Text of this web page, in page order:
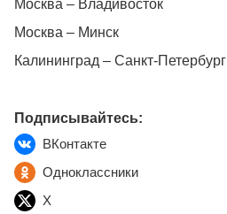
Москва – Владивосток
Москва – Минск
Калининград – Санкт-Петербург
Подписывайтесь:
ВКонтакте
Одноклассники
X